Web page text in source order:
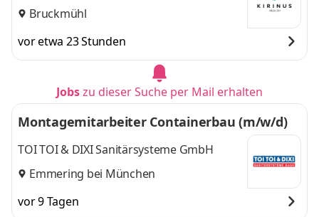
Bruckmühl
vor etwa 23 Stunden
Jobszu dieser Suche per Mail erhalten
Montagemitarbeiter Containerbau (m/w/d)
TOI TOI & DIXI Sanitärsysteme GmbH
Emmering bei München
vor 9 Tagen